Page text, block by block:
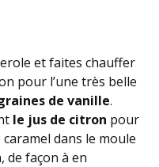
et faites chauffer
pour l’une très belle
de vanille.
le jus de citron pour
dans le moule
de façon à en